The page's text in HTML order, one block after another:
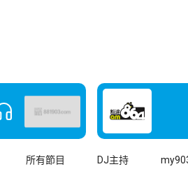
所有節目 DJ主持